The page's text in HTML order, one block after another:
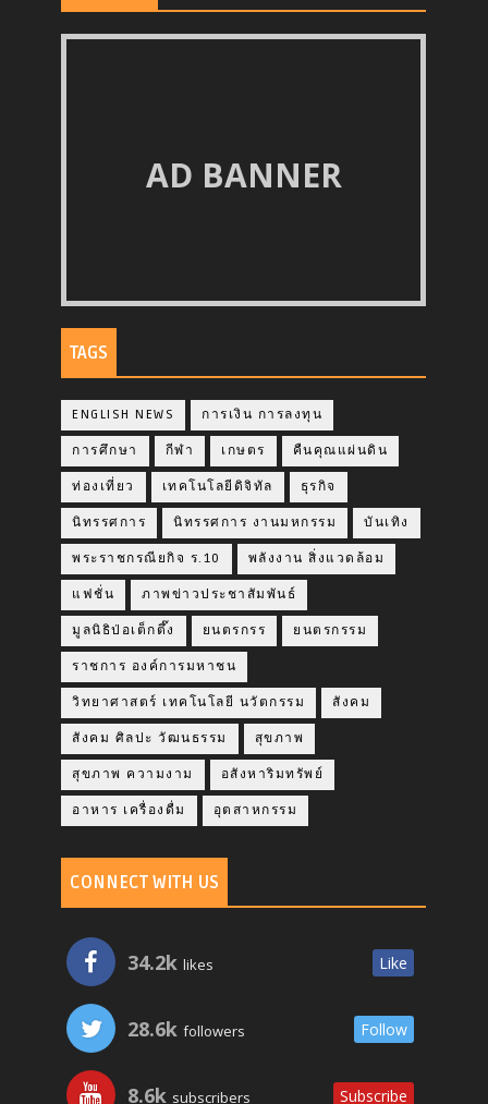
AD BANNER
TAGS
ENGLISH NEWS การเงิน การลงทุน
การศึกษา กีฬา เกษตร คืนคุณแผ่นดิน
ท่องเที่ยว เทคโนโลยีดิจิทัล ธุรกิจ
นิทรรศการ นิทรรศการ งานมหกรรม บันเทิง
พระราชกรณียกิจ ร.10 พลังงาน สิ่งแวดล้อม
แฟชั่น ภาพข่าวประชาสัมพันธ์
มูลนิธิป่อเต็กตึ๊ง ยนตรกรร ยนตรกรรม
ราชการ องค์การมหาชน
วิทยาศาสตร์ เทคโนโลยี นวัตกรรม สังคม
สังคม ศิลปะ วัฒนธรรม สุขภาพ
สุขภาพ ความงาม อสังหาริมทรัพย์
อาหาร เครื่องดื่ม อุตสาหกรรม
CONNECT WITH US
34.2k likes Like
28.6k followers Follow
8.6k subscribers Subscribe